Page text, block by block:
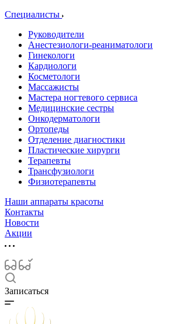
Специалисты
Руководители
Анестезиологи-реаниматологи
Гинекологи
Кардиологи
Косметологи
Массажисты
Мастера ногтевого сервиса
Медицинские сестры
Онкодерматологи
Ортопеды
Отделение диагностики
Пластические хирурги
Терапевты
Трансфузиологи
Физиотерапевты
Наши аппараты красоты
Контакты
Новости
Акции
Записаться